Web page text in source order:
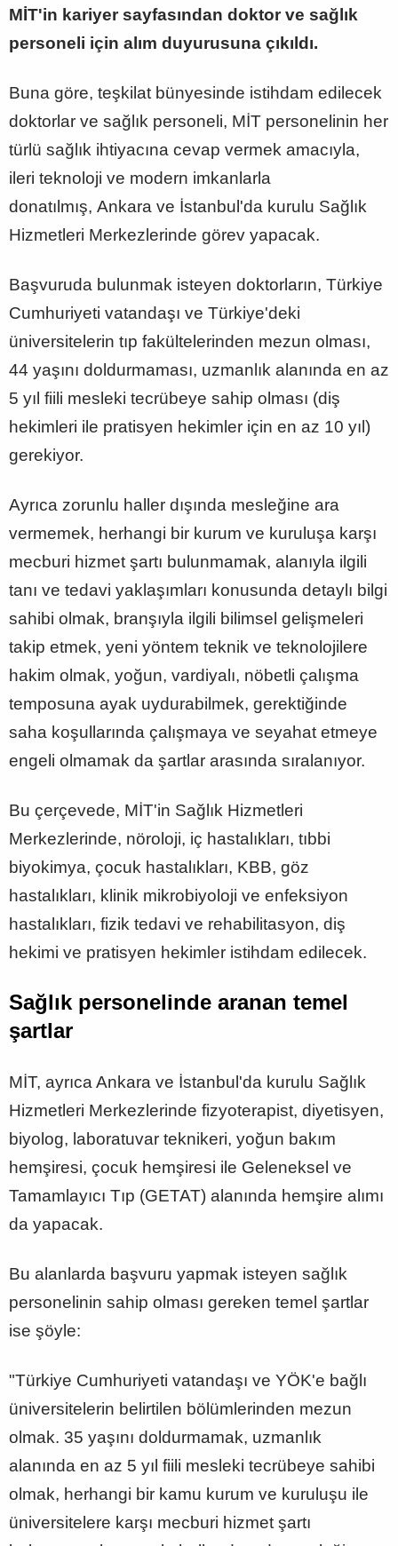
MİT'in kariyer sayfasından doktor ve sağlık
personeli için alım duyurusuna çıkıldı.
Buna göre, teşkilat bünyesinde istihdam edilecek
doktorlar ve sağlık personeli, MİT personelinin her
türlü sağlık ihtiyacına cevap vermek amacıyla,
ileri teknoloji ve modern imkanlarla
donatılmış, Ankara ve İstanbul'da kurulu Sağlık
Hizmetleri Merkezlerinde görev yapacak.
Başvuruda bulunmak isteyen doktorların, Türkiye
Cumhuriyeti vatandaşı ve Türkiye'deki
üniversitelerin tıp fakültelerinden mezun olması,
44 yaşını doldurmaması, uzmanlık alanında en az
5 yıl fiili mesleki tecrübeye sahip olması (diş
hekimleri ile pratisyen hekimler için en az 10 yıl)
gerekiyor.
Ayrıca zorunlu haller dışında mesleğine ara
vermemek, herhangi bir kurum ve kuruluşa karşı
mecburi hizmet şartı bulunmamak, alanıyla ilgili
tanı ve tedavi yaklaşımları konusunda detaylı bilgi
sahibi olmak, branşıyla ilgili bilimsel gelişmeleri
takip etmek, yeni yöntem teknik ve teknolojilere
hakim olmak, yoğun, vardiyalı, nöbetli çalışma
temposuna ayak uydurabilmek, gerektiğinde
saha koşullarında çalışmaya ve seyahat etmeye
engeli olmamak da şartlar arasında sıralanıyor.
Bu çerçevede, MİT'in Sağlık Hizmetleri
Merkezlerinde, nöroloji, iç hastalıkları, tıbbi
biyokimya, çocuk hastalıkları, KBB, göz
hastalıkları, klinik mikrobiyoloji ve enfeksiyon
hastalıkları, fizik tedavi ve rehabilitasyon, diş
hekimi ve pratisyen hekimler istihdam edilecek.
Sağlık personelinde aranan temel
şartlar
MİT, ayrıca Ankara ve İstanbul'da kurulu Sağlık
Hizmetleri Merkezlerinde fizyoterapist, diyetisyen,
biyolog, laboratuvar teknikeri, yoğun bakım
hemşiresi, çocuk hemşiresi ile Geleneksel ve
Tamamlayıcı Tıp (GETAT) alanında hemşire alımı
da yapacak.
Bu alanlarda başvuru yapmak isteyen sağlık
personelinin sahip olması gereken temel şartlar
ise şöyle:
"Türkiye Cumhuriyeti vatandaşı ve YÖK'e bağlı
üniversitelerin belirtilen bölümlerinden mezun
olmak. 35 yaşını doldurmamak, uzmanlık
alanında en az 5 yıl fiili mesleki tecrübeye sahibi
olmak, herhangi bir kamu kurum ve kuruluşu ile
üniversitelere karşı mecburi hizmet şartı